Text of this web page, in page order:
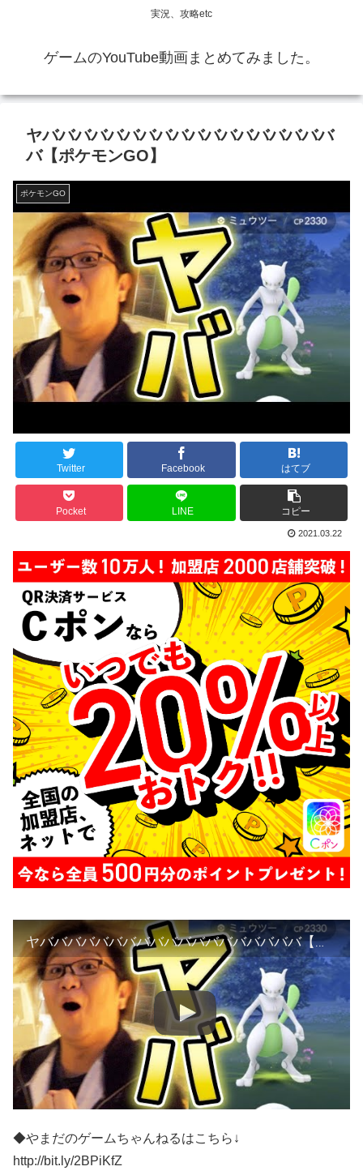
実況、攻略etc
ゲームのYouTube動画まとめてみました。
ヤババババババババババババババババババ
バ【ポケモンGO】
ポケモンGO
Twitter Facebook はてブ
Pocket LINE コピー
2021.03.22
ヤバババババババババババババババババババ【ポケモンGO】
◆やまだのゲームちゃんねるはこちら↓
http://bit.ly/2BPiKfZ